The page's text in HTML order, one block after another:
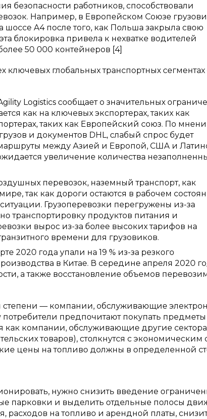
безопасности работников, способствовали
Например, в Европейском Союзе
А4 после того, как Польша закрыла свою
блокировка привела к нехватке водителей
50 000 контейнеров [4]
глобальных транспортных
Logistics сообщает о значительных
как на ключевых экспортерах, таких как
таких как Европейский союз. По
и документов DHL, слабый спрос будет
между Азией и Европой, США и
увеличение количества
перевозок, наземный транспорт, как
так как дороги остаются в рабочем
Грузоперевозки перегружены из-за
транспортировку продуктов питания и
вырос из-за более высоких тарифов на
времени для грузовиков.
2020 года упали на 19 % из-за резкого
в Китае. В середине апреля 2020
а также восстановление объемов
степени — компании, обслуживающие
предпочитают покупать предметы
как компании, обслуживающие другие сектора
товаров), столкнутся с экономическим
цены на топливо должны в определенной
нужно снизить введение
парковки и выделить отдельные полосы
расходов на топливо и арендной платы,